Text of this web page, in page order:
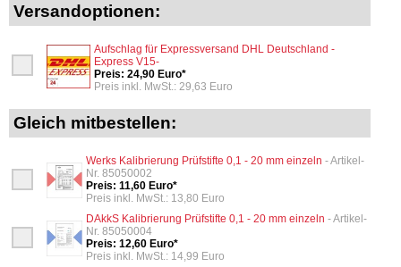
Versandoptionen:
Aufschlag für Expressversand DHL Deutschland -
Express V15-
Preis: 24,90 Euro*
Preis inkl. MwSt.: 29,63 Euro
Gleich mitbestellen:
Werks Kalibrierung Prüfstifte 0,1 - 20 mm einzeln - Artikel-
Nr. 85050002
Preis: 11,60 Euro*
Preis inkl. MwSt.: 13,80 Euro
DAkkS Kalibrierung Prüfstifte 0,1 - 20 mm einzeln - Artikel-
Nr. 85050004
Preis: 12,60 Euro*
Preis inkl. MwSt.: 14,99 Euro